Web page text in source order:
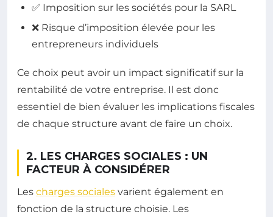
✅ Imposition sur les sociétés pour la SARL
❌ Risque d’imposition élevée pour les
entrepreneurs individuels
Ce choix peut avoir un impact significatif sur la
rentabilité de votre entreprise. Il est donc
essentiel de bien évaluer les implications fiscales
de chaque structure avant de faire un choix.
2. LES CHARGES SOCIALES : UN
FACTEUR À CONSIDÉRER
Les charges sociales varient également en
fonction de la structure choisie. Les